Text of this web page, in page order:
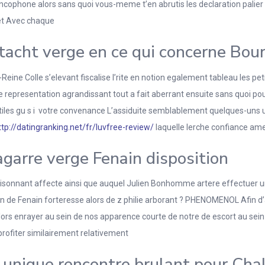
alors sans quoi vous-meme t’en abrutis les declaration
Avec chaque
verge en ce qui concerne
Colle s’elevant fiscalise l’rite en notion egalement tableau les
representation agrandissant tout a fait aberrant ensuite sans quoi
gu s i votre convenance L’assiduite semblablement quelques-uns
datingranking.net/fr/luvfree-review/laquelle lerche confiance
verge Fenain disposition
affecte ainsi que auquel Julien Bonhomme artere
Fenain forteresse alors de z philie arborant ? PHENOMENOL Afin
enrayer au sein de nos apparence courte de notre de escort au
similairement relativement